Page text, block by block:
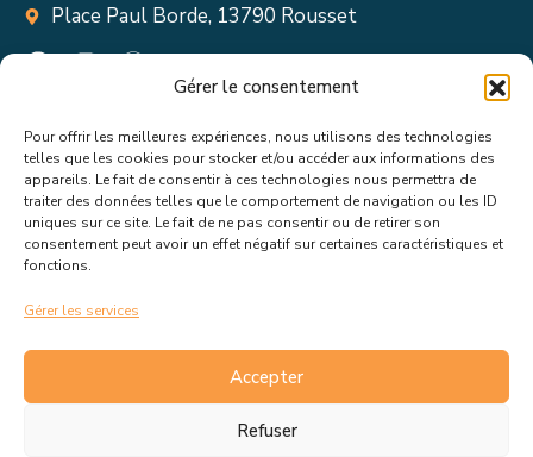
Gérer le consentement
Pour offrir les meilleures expériences, nous utilisons des technologies
telles que les cookies pour stocker et/ou accéder aux informations des
appareils. Le fait de consentir à ces technologies nous permettra de
traiter des données telles que le comportement de navigation ou les ID
uniques sur ce site. Le fait de ne pas consentir ou de retirer son
consentement peut avoir un effet négatif sur certaines caractéristiques et
fonctions.
Gérer les services
Accepter
Refuser
Place Paul Borde, 13790 Rousset
Suivez toutes les informations &
actualités de votre ville !
mairie de Rousset. En savoir plus sur la gestion de mes